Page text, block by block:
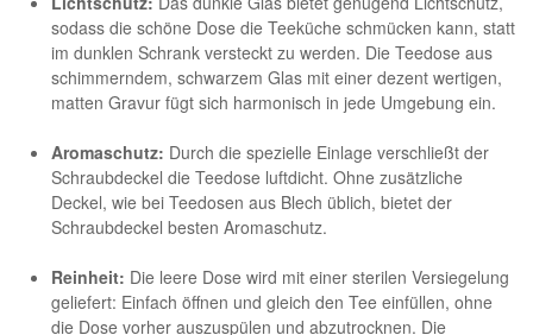
sodass die schöne Dose die Teeküche schmücken kann, statt
im dunklen Schrank versteckt zu werden. Die Teedose aus
schimmerndem, schwarzem Glas mit einer dezent wertigen,
matten Gravur fügt sich harmonisch in jede Umgebung ein.
Aromaschutz: Durch die spezielle Einlage verschließt der
Schraubdeckel die Teedose luftdicht. Ohne zusätzliche
Deckel, wie bei Teedosen aus Blech üblich, bietet der
Schraubdeckel besten Aromaschutz.
Reinheit: Die leere Dose wird mit einer sterilen Versiegelung
geliefert: Einfach öffnen und gleich den Tee einfüllen, ohne
die Dose vorher auszuspülen und abzutrocknen. Die